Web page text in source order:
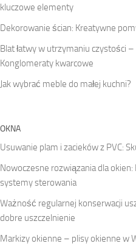
kluczowe elementy
Dekorowanie ścian: Kreatywne
Blat łatwy w utrzymaniu czystości
Konglomeraty kwarcowe
Jak wybrać meble do małej kuchni?
OKNA
Usuwanie plam i zacieków z PVC:
Nowoczesne rozwiązania dla
systemy sterowania
Ważność regularnej konserwacji
dobre uszczelnienie
Markizy okienne – plisy okienne w